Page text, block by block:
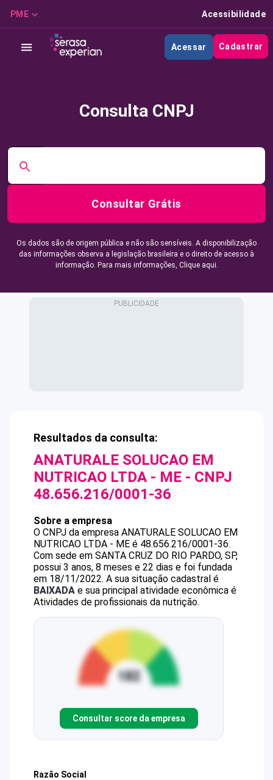
PME Acessibilidade
Acessar Cadastrar
Consulta CNPJ
Consultar Grátis
Os dados são de origem pública e não são sensíveis. A disponibilização
das informações observa a legislação brasileira e o direito de acesso à
informação. Para mais informações, Clique aqui.
Resultados da consulta:
ANATURALE SOLUCAO EM
NUTRICAO LTDA - ME - CNPJ
48.656.216/0001-36
Sobre a empresa
O CNPJ da empresa ANATURALE SOLUCAO EM
NUTRICAO LTDA - ME é 48.656.216/0001-36.
Com sede em SANTA CRUZ DO RIO PARDO, SP,
possui 3 anos, 8 meses e 22 dias e foi fundada
em 18/11/2022. A sua situação cadastral é
BAIXADA e sua principal atividade econômica é
Atividades de profissionais da nutrição.
Consultar score da empresa
Razão Social